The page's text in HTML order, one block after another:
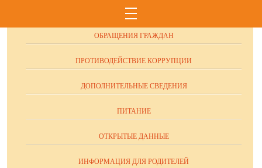
ОБРАЩЕНИЯ ГРАЖДАН
ПРОТИВОДЕЙСТВИЕ КОРРУПЦИИ
ДОПОЛНИТЕЛЬНЫЕ СВЕДЕНИЯ
ПИТАНИЕ
ОТКРЫТЫЕ ДАННЫЕ
ИНФОРМАЦИЯ ДЛЯ РОДИТЕЛЕЙ